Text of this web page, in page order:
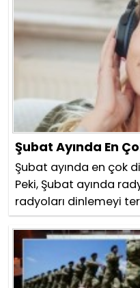
Şubat Ayında En
Şubat ayında en çok
Peki, Şubat ayında
radyoları dinlemeyi